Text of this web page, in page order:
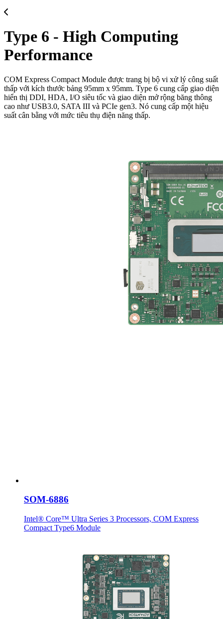
Type 6 - High Computing
Performance
COM Express Compact Module được trang bị bộ vi xử lý công suất
thấp với kích thước bảng 95mm x 95mm. Type 6 cung cấp giao diện
hiển thị DDI, HDA, I/O siêu tốc và giao diện mở rộng băng thông
cao như USB3.0, SATA III và PCIe gen3. Nó cung cấp một hiệu
suất cân bằng với mức tiêu thụ điện năng thấp.
SOM-6886
Intel® Core™ Ultra Series 3 Processors, COM Express
Compact Type6 Module